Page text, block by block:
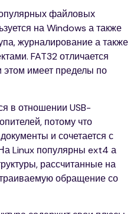
файловых
на Windows а также
журналирование а также
FAT32 отличается
имеет пределы по
в отношении USB-
потому что
и сочетается с
Linux популярны ext4 а
рассчитанные на
обращение со